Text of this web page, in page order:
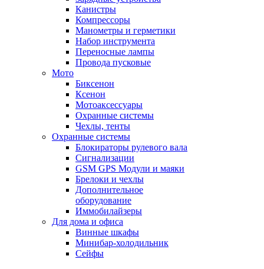
Канистры
Компрессоры
Манометры и герметики
Набор инструмента
Переносные лампы
Провода пусковые
Мото
Биксенон
Ксенон
Мотоаксессуары
Охранные системы
Чехлы, тенты
Охранные системы
Блокираторы рулевого вала
Сигнализации
GSM GPS Модули и маяки
Брелоки и чехлы
Дополнительное
оборудование
Иммобилайзеры
Для дома и офиса
Винные шкафы
Минибар-холодильник
Сейфы